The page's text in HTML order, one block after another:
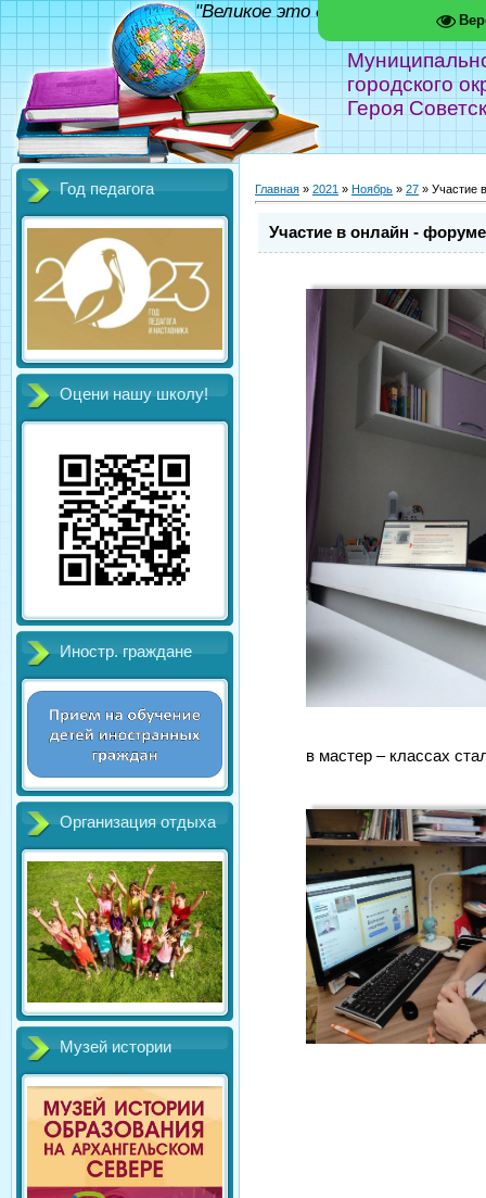
городского
Героя
"Великое это дело - школа!"
Год педагога
Оцени нашу школу!
Иностр. граждане
Организация отдыха
Музей истории
Главная » 2021 » Ноябрь » 27 » Участие
Участие в онлайн -
в мастер – классах